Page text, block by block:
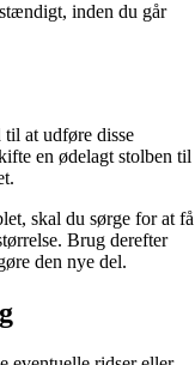
inden du går
at udføre disse
en ødelagt stolben til
skal du sørge for at få
Brug derefter
den nye del.